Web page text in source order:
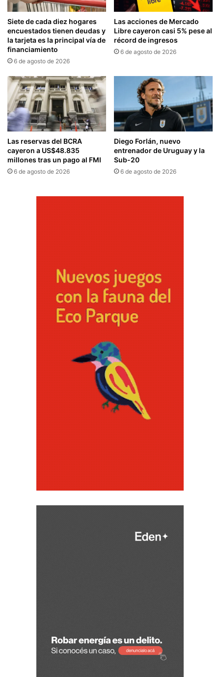
Siete de cada diez hogares
encuestados tienen deudas y
la tarjeta es la principal vía de
financiamiento
6 de agosto de 2026
Las acciones de Mercado
Libre cayeron casi 5% pese al
récord de ingresos
6 de agosto de 2026
Las reservas del BCRA
cayeron a US$48.835
millones tras un pago al FMI
6 de agosto de 2026
Diego Forlán, nuevo
entrenador de Uruguay y la
Sub-20
6 de agosto de 2026